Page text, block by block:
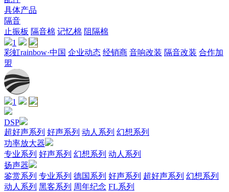
具体产品
隔音
止振板 隔音棉 记忆棉 阻隔棉
1
彩虹rainbow·中国 企业动态 经销商 音响改装 隔音改装 合作加
盟
1
DSP
超好声系列 好声系列 动人系列 幻想系列
功率放大器
专业系列 好声系列 幻想系列 动人系列
扬声器
鉴赏系列 专业系列 德国系列 好声系列 超好声系列 幻想系列
动人系列 黑客系列 周年纪念 FL系列